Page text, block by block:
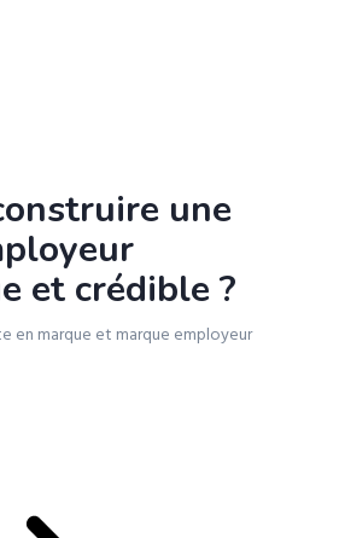
une
et crédible ?
en marque et marque employeur